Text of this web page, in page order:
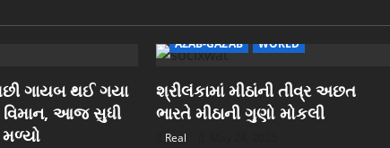
ગાયબ થઈ ગયા
વિમાન, આજ સુધી
મળ્યો
AZAB-GAZAB WORLD
શ્રીલંકામાં મીઠાંની તીવ્ર અછત
ભારતે મીઠાની ગુણો મોકલી
Real